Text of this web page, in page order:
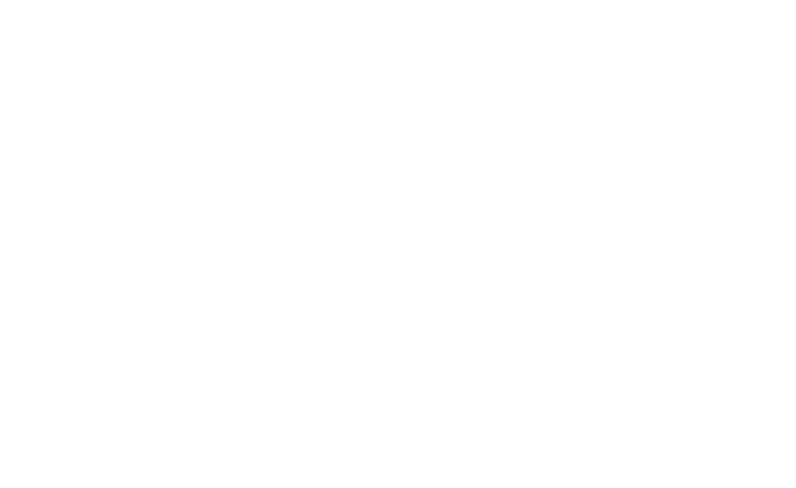
il nostro portfolio completo.
ti aiuterà a trovare il dispositivo più adatto a te.
Global Job Market e trova le posizioni aperte per ogni profilo di carriera.
un nostro referente.